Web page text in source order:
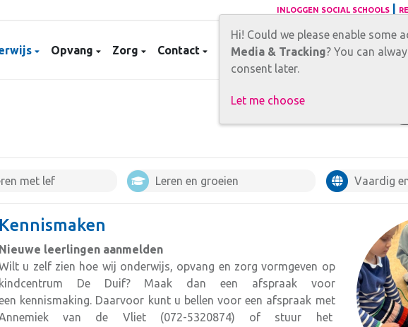
INLOGGEN SOCIAL SCHOOLS
Opvang Zorg Contact Carrièrekansen
met lef Leren en groeien Vaardig
Kennismaken
Nieuwe leerlingen aanmelden
u zelf zien hoe wij onderwijs, opvang en zorg vormgeven op
kindcentrum De Duif? Maak dan een afspraak voor
kennismaking. Daarvoor kunt u bellen voor een afspraak met
van de Vliet (072-5320874) of stuur het
Hi! Could we please enable some
Media & Tracking? You can
consent later.
Let me choose